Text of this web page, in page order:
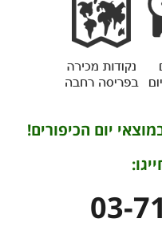
יום הכיפורים!